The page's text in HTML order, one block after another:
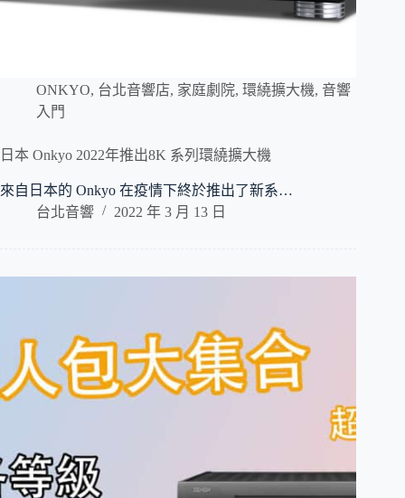
ONKYO, 台北音響店, 家庭劇院, 環繞擴大機, 音響
入門
日本 Onkyo 2022年推出8K 系列環繞擴大機
來自日本的 Onkyo 在疫情下終於推出了新系…
台北音響
2022 年 3 月 13 日